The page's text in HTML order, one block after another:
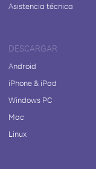
Asistencia técnica
DESCARGAR
Android
iPhone & iPad
Windows PC
Mac
Linux